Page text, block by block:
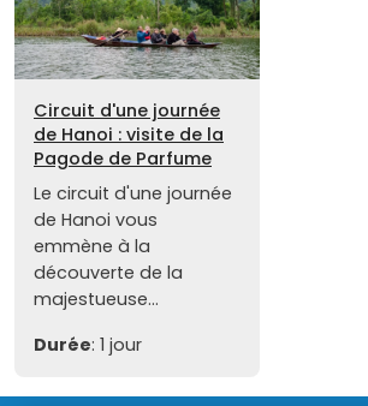
Circuit d'une journée
de Hanoi : visite de la
Pagode de Parfume
Le circuit d'une journée
de Hanoi vous
emmène à la
découverte de la
majestueuse...
Durée: 1 jour